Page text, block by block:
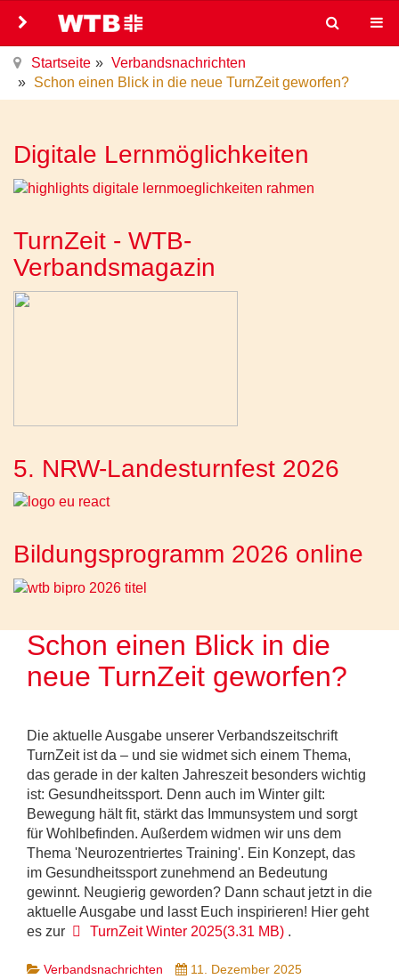
Startseite
Verbandsnachrichten
Schon einen Blick in die neue TurnZeit geworfen?
Digitale Lernmöglichkeiten
TurnZeit - WTB-
Verbandsmagazin
5. NRW-Landesturnfest 2026
Bildungsprogramm 2026 online
Schon einen Blick in die
neue TurnZeit geworfen?
Die aktuelle Ausgabe unserer Verbandszeitschrift
TurnZeit ist da – und sie widmet sich einem Thema,
das gerade in der kalten Jahreszeit besonders wichtig
ist: Gesundheitssport. Denn auch im Winter gilt:
Bewegung hält fit, stärkt das Immunsystem und sorgt
für Wohlbefinden. Außerdem widmen wir uns dem
Thema 'Neurozentriertes Training'. Ein Konzept, das
im Gesundheitssport zunehmend an Bedeutung
gewinnt. Neugierig geworden? Dann schaut jetzt in die
aktuelle Ausgabe und lasst Euch inspirieren! Hier geht
es zur
pdf
TurnZeit Winter 2025(3.31 MB) .
Verbandsnachrichten 11. Dezember 2025